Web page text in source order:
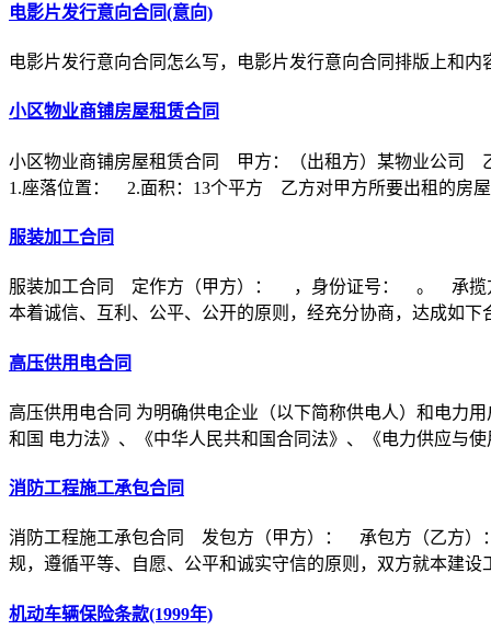
电影片发行意向合同(意向)
电影片发行意向合同怎么写，电影片发行意向合同排版上和
小区物业商铺房屋租赁合同
小区物业商铺房屋租赁合同 甲方：（出租方）某物业公司
1.座落位置： 2.面积：13个平方 乙方对甲方所要出租的房
服装加工合同
服装加工合同 定作方（甲方）： ，身份证号： 。 承揽
本着诚信、互利、公平、公开的原则，经充分协商，达成如下
高压供用电合同
高压供用电合同 为明确供电企业（以下简称供电人）和电力
和国 电力法》、《中华人民共和国合同法》、《电力供应与
消防工程施工承包合同
消防工程施工承包合同 发包方（甲方）： 承包方（乙方）
规，遵循平等、自愿、公平和诚实守信的原则，双方就本建设
机动车辆保险条款(1999年)